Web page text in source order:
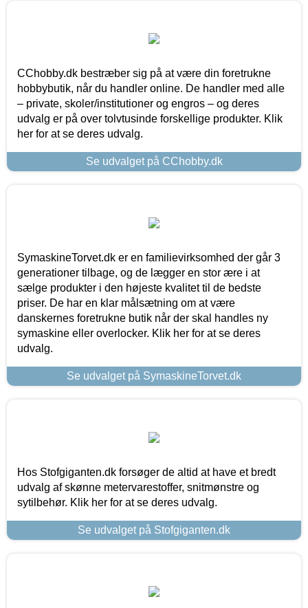
CChobby.dk bestræber sig på at være din foretrukne
hobbybutik, når du handler online. De handler med alle
– private, skoler/institutioner og engros – og deres
udvalg er på over tolvtusinde forskellige produkter. Klik
her for at se deres udvalg.
Se udvalget på CChobby.dk
SymaskineTorvet.dk er en familievirksomhed der går 3
generationer tilbage, og de lægger en stor ære i at
sælge produkter i den højeste kvalitet til de bedste
priser. De har en klar målsætning om at være
danskernes foretrukne butik når der skal handles ny
symaskine eller overlocker. Klik her for at se deres
udvalg.
Se udvalget på SymaskineTorvet.dk
Hos Stofgiganten.dk forsøger de altid at have et bredt
udvalg af skønne metervarestoffer, snitmønstre og
sytilbehør. Klik her for at se deres udvalg.
Se udvalget på Stofgiganten.dk